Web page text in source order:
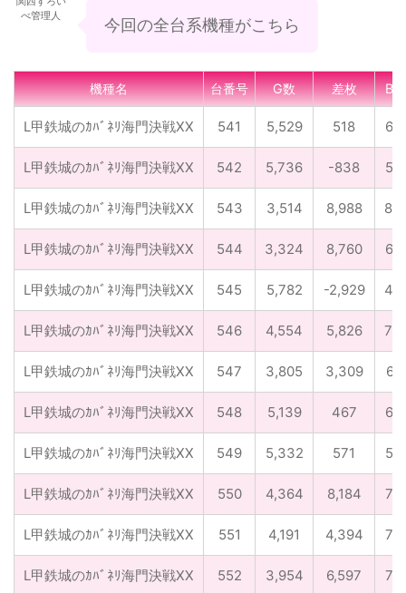
べ管理人
今回の全台系機種がこちら
機種名 台番号 G数 差枚 BB
L甲鉄城のｶﾊﾞﾈﾘ海門決戦XX 541 5,529 518 62
L甲鉄城のｶﾊﾞﾈﾘ海門決戦XX 542 5,736 -838 58
L甲鉄城のｶﾊﾞﾈﾘ海門決戦XX 543 3,514 8,988 83
L甲鉄城のｶﾊﾞﾈﾘ海門決戦XX 544 3,324 8,760 68
L甲鉄城のｶﾊﾞﾈﾘ海門決戦XX 545 5,782 -2,929 48
L甲鉄城のｶﾊﾞﾈﾘ海門決戦XX 546 4,554 5,826 73
L甲鉄城のｶﾊﾞﾈﾘ海門決戦XX 547 3,805 3,309 61
L甲鉄城のｶﾊﾞﾈﾘ海門決戦XX 548 5,139 467 62
L甲鉄城のｶﾊﾞﾈﾘ海門決戦XX 549 5,332 571 55
L甲鉄城のｶﾊﾞﾈﾘ海門決戦XX 550 4,364 8,184 72
L甲鉄城のｶﾊﾞﾈﾘ海門決戦XX 551 4,191 4,394 74
L甲鉄城のｶﾊﾞﾈﾘ海門決戦XX 552 3,954 6,597 76